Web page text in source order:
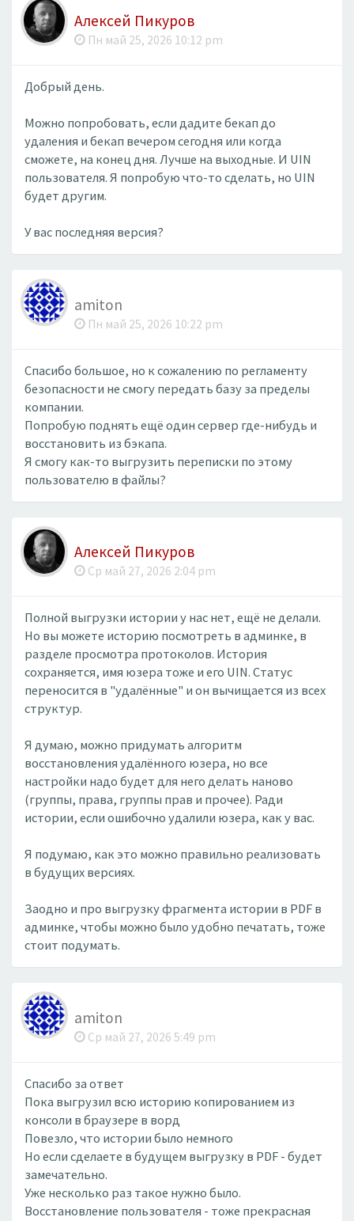
Алексей Пикуров
Пн май 25, 2026 10:12 pm
Добрый день.
Можно попробовать, если дадите бекап до
удаления и бекап вечером сегодня или когда
сможете, на конец дня. Лучше на выходные. И UIN
пользователя. Я попробую что-то сделать, но UIN
будет другим.
У вас последняя версия?
amiton
Пн май 25, 2026 10:22 pm
Спасибо большое, но к сожалению по регламенту
безопасности не смогу передать базу за пределы
компании.
Попробую поднять ещё один сервер где-нибудь и
восстановить из бэкапа.
Я смогу как-то выгрузить переписки по этому
пользователю в файлы?
Алексей Пикуров
Ср май 27, 2026 2:04 pm
Полной выгрузки истории у нас нет, ещё не делали.
Но вы можете историю посмотреть в админке, в
разделе просмотра протоколов. История
сохраняется, имя юзера тоже и его UIN. Статус
переносится в "удалённые" и он вычищается из всех
структур.
Я думаю, можно придумать алгоритм
восстановления удалённого юзера, но все
настройки надо будет для него делать наново
(группы, права, группы прав и прочее). Ради
истории, если ошибочно удалили юзера, как у вас.
Я подумаю, как это можно правильно реализовать
в будущих версиях.
Заодно и про выгрузку фрагмента истории в PDF в
админке, чтобы можно было удобно печатать, тоже
стоит подумать.
amiton
Ср май 27, 2026 5:49 pm
Спасибо за ответ
Пока выгрузил всю историю копированием из
консоли в браузере в ворд
Повезло, что истории было немного
Но если сделаете в будущем выгрузку в PDF - будет
замечательно.
Уже несколько раз такое нужно было.
Восстановление пользователя - тоже прекрасная